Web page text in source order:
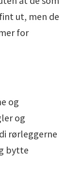
ut, men de
for
og
og
rørleggerne
bytte